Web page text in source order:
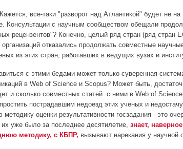
все-таки "разворот над Атлантикой" будет не
Консультации с научным сообществом обещали
рецензентов"? Конечно, целый ряд стран (ряд
отказались продолжать совместные
из этих стран, работавших в ведущих вузах и
с этими бедами может только суверенная
в Web of Science и Scopus? Может быть,
и сколько совместных статей с ними в Web of
пострадавшим недоезд этих ученых и
методику оценки результативности госзадания - это
их уже было за последнее десятилетие, знает,
методику, с КБПР, вызывают нарекания у научной